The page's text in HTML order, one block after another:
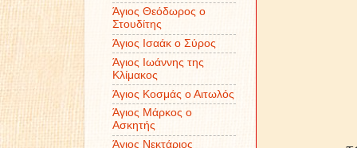
Άγιος Θεόδωρος ο
Στουδίτης
Άγιος Ισαάκ ο Σύρος
Άγιος Ιωάννης της
Κλίμακος
Άγιος Κοσμάς ο Αιτωλός
Άγιος Μάρκος ο
Ασκητής
Άγιος Νεκτάριος